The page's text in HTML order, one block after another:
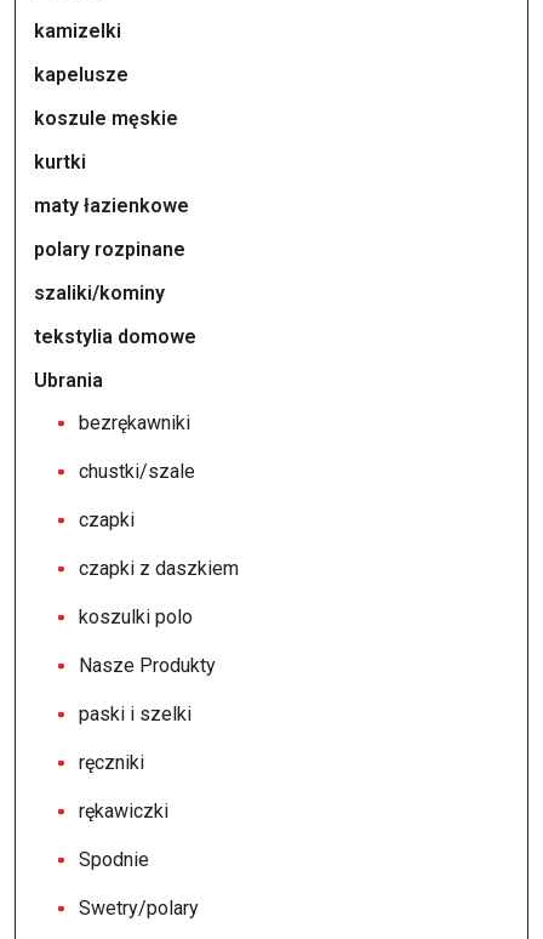
kamizelki
kapelusze
koszule męskie
kurtki
maty łazienkowe
polary rozpinane
szaliki/kominy
tekstylia domowe
Ubrania
bezrękawniki
chustki/szale
czapki
czapki z daszkiem
koszulki polo
Nasze Produkty
paski i szelki
ręczniki
rękawiczki
Spodnie
Swetry/polary